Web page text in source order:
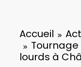
Accueil
lourds à